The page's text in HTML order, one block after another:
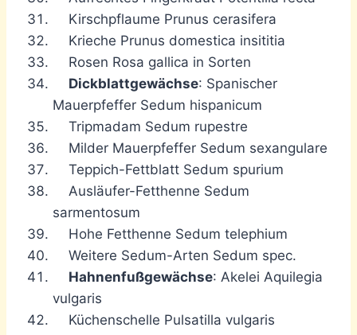
Kirschpflaume Prunus cerasifera
Krieche Prunus domestica insititia
Rosen Rosa gallica in Sorten
Dickblattgewächse: Spanischer
Mauerpfeffer Sedum hispanicum
Tripmadam Sedum rupestre
Milder Mauerpfeffer Sedum sexangulare
Teppich-Fettblatt Sedum spurium
Ausläufer-Fetthenne Sedum
sarmentosum
Hohe Fetthenne Sedum telephium
Weitere Sedum-Arten Sedum spec.
Hahnenfußgewächse: Akelei Aquilegia
vulgaris
Küchenschelle Pulsatilla vulgaris